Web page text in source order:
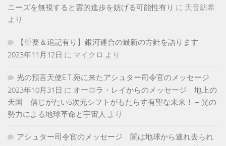
ニーズを無視すると霊的進歩を妨げる可能性有り に 天音紡希
より
【重要＆追記有り】銀河連合の最新の方針を語ります
2023年11月12日 に マイクロ より
光の預言天使E.T.宛に来たアシュター司令官のメッセージ
2023年10月31日 に オーロラ・レイからのメッセージ 地上の
天国 信じがたい5次元シフトがもたらす有望な未来！ – 光の
勢力による地球革命と宇宙人 より
アシュター司令官のメッセージ 闇は地球から連れ去られ